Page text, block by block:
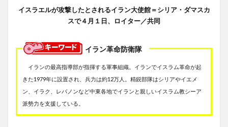
イスラエルが攻撃したとされるイラン大使館＝シリア・ダマスカ
スで４月１日、ロイター／共同
イラン革命防衛隊
イランの最高指導部が指揮する軍事組織。イランでイスラム革命が起
きた1979年に設置され、兵力は約12万人。精鋭部隊はシリアやイエメ
ン、イラク、レバノンなど中東各地でイランと親しいイスラム教シーア
派勢力を支援している。